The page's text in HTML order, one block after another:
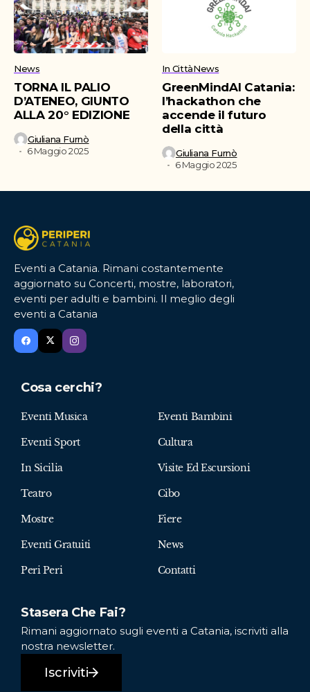
News
TORNA IL PALIO
D’ATENEO, GIUNTO
ALLA 20° EDIZIONE
Giuliana Furnò
6 Maggio 2025
In CittàNews
GreenMindAI Catania:
l’hackathon che
accende il futuro
della città
Giuliana Furnò
6 Maggio 2025
Eventi a Catania. Rimani costantemente
aggiornato su Concerti, mostre, laboratori,
eventi per adulti e bambini. Il meglio degli
eventi a Catania
Cosa cerchi?
Eventi Musica Eventi Bambini
Eventi Sport Cultura
In Sicilia Visite Ed Escursioni
Teatro Cibo
Mostre Fiere
Eventi Gratuiti News
Peri Peri Contatti
Stasera Che Fai?
Rimani aggiornato sugli eventi a Catania, iscriviti alla
nostra newsletter.
Iscriviti